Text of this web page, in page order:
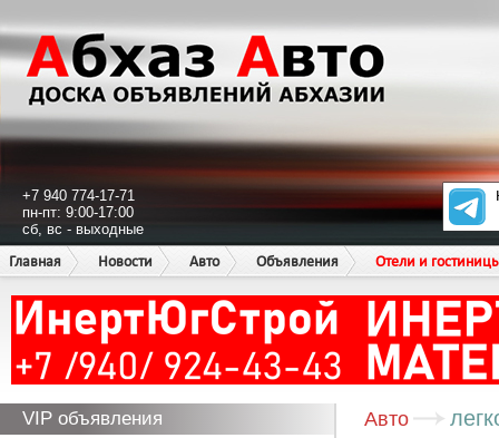
+7 940 774-17-71
пн-пт: 9:00-17:00
сб, вс - выходные
Главная
Новости Авто Объявления Отели и
VIP объявления Авто